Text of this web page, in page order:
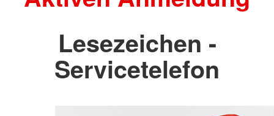
Lesezeichen -
Servicetelefon